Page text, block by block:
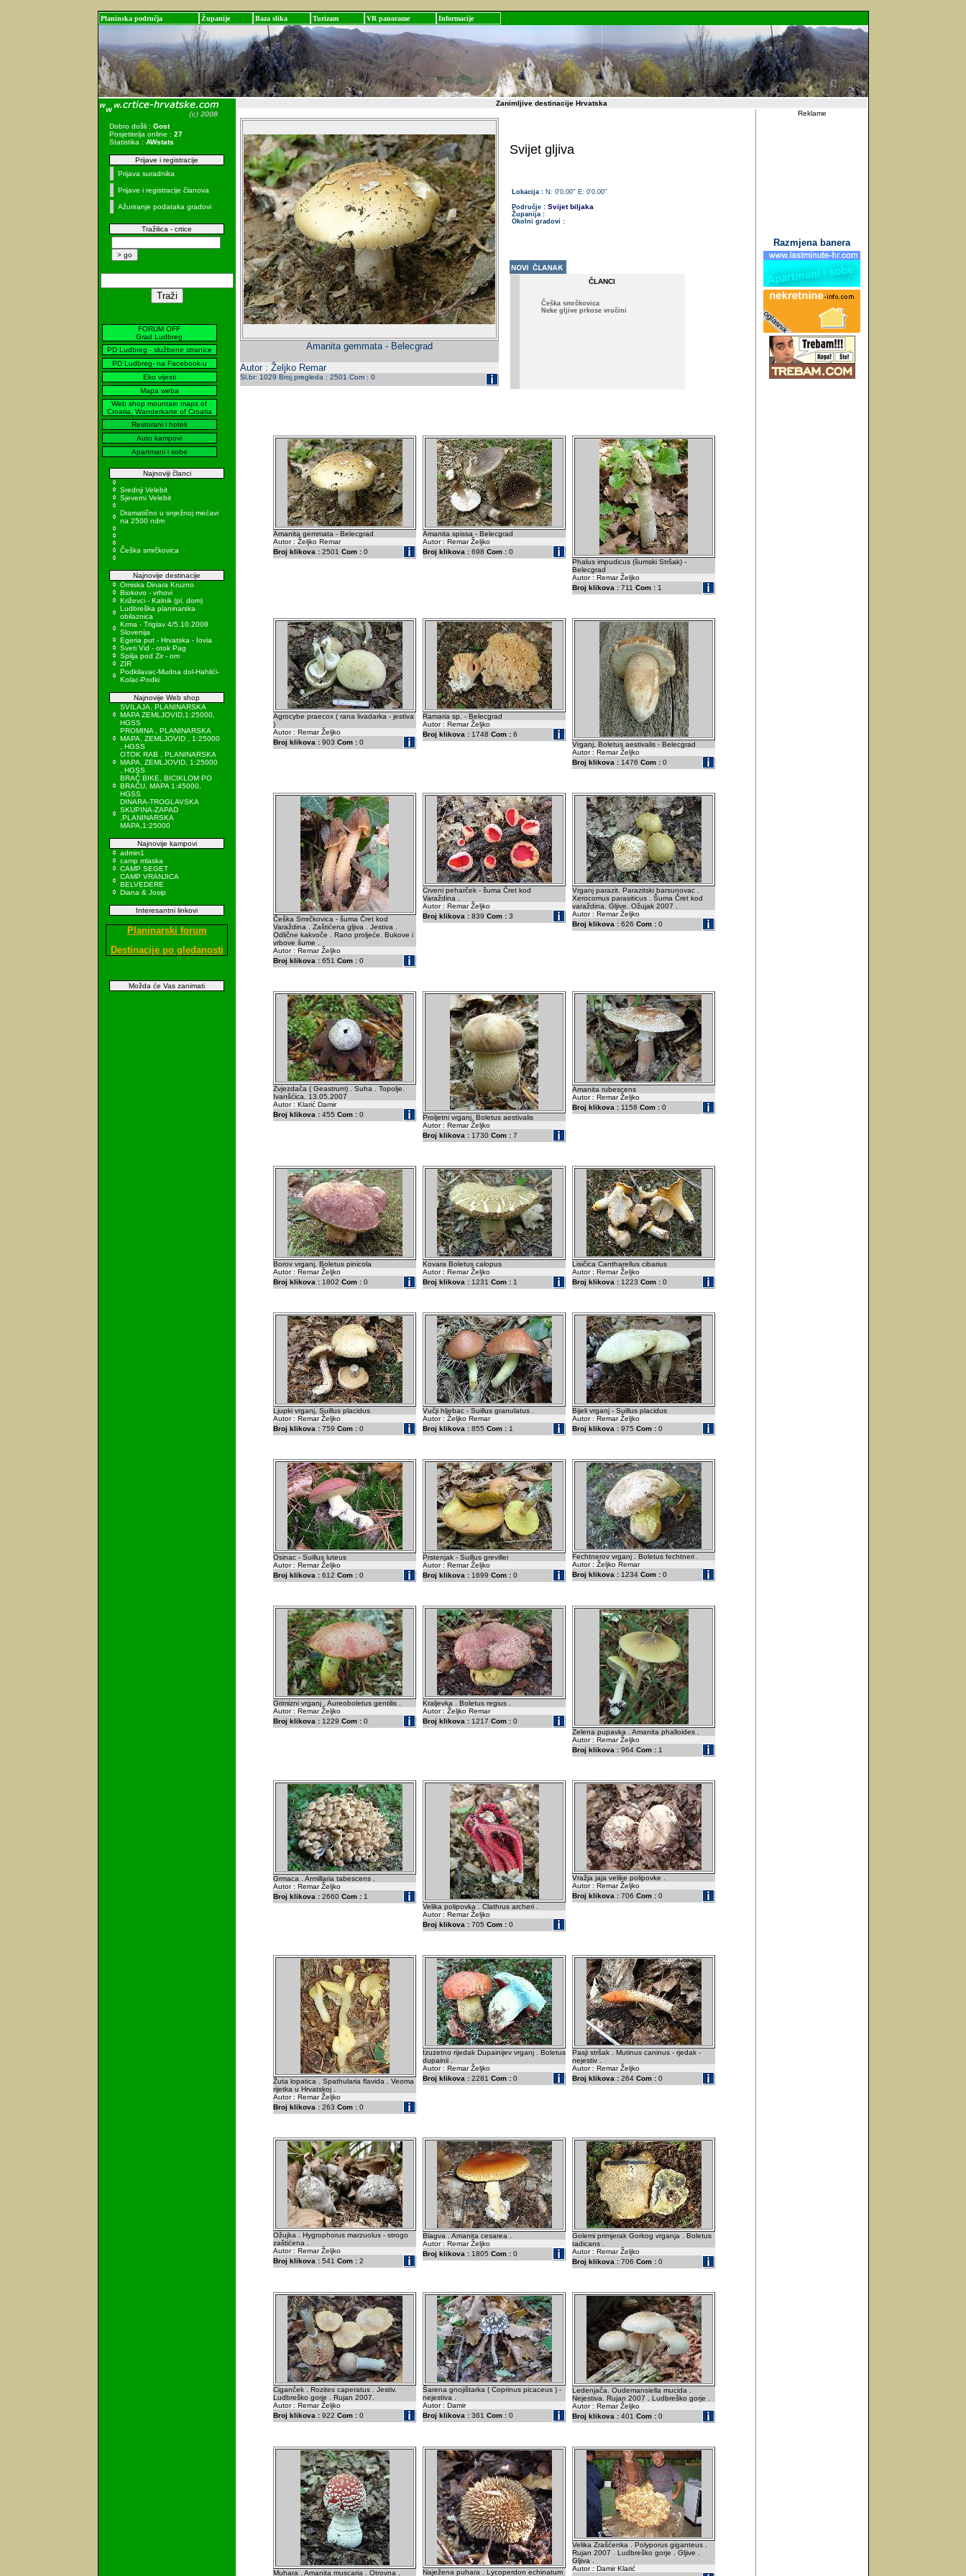
Planinska područja Županije Baza slika Turizam VR panorame Informacije
Dobro došli : Gost
Posjetitelja online : 27
Statistika : AWstats
Prijave i registracije
Prijava suradnika
Prijave i registracije članova
Ažuriranje podataka gradovi
Tražilica - crtice
FORUM OFF
Grad Ludbreg
PD Ludbreg - službene stranice
PD Ludbreg- na Facebook-u
Eko vijesti
Mapa weba
Web shop mountain maps of
Croatia, Wanderkarte of Croatia
Restorani i hoteli
Auto kampovi
Apartmani i sobe
Najnoviji članci
Srednji Velebit
Sjeverni Velebit
Dramatično u snježnoj mećavi
na 2500 ndm
Češka smrčkovica
Najnovije destinacije
Omiska Dinara Kruzno
Biokovo - vrhovi
Križevci - Kalnik (pl. dom)
Ludbreška planinarska
obilaznica
Krma - Triglav 4/5.10.2008
Slovenija
Egeria put - Hrvatska - Iovia
Sveti Vid - otok Pag
Spilja pod Zir - om
ZIR
Podkilavac-Mudna dol-Hahlići-
Kolac-Podki
Najnovije Web shop
SVILAJA, PLANINARSKA
MAPA ZEMLJOVID,1:25000,
HGSS
PROMINA , PLANINARSKA
MAPA, ZEMLJOVID , 1:25000
, HGSS
OTOK RAB , PLANINARSKA
MAPA, ZEMLJOVID, 1:25000
, HGSS
BRAČ BIKE, BICIKLOM PO
BRAČU, MAPA 1:45000,
HGSS
DINARA-TROGLAVSKA
SKUPINA-ZAPAD
,PLANINARSKA
MAPA,1:25000
Najnovije kampovi
admin1
camp mlaska
CAMP SEGET
CAMP VRANJICA
BELVEDERE
Diana & Josip
Interesantni linkovi
Planinarski forum
Destinacije po gledanosti
Možda će Vas zanimati
Zanimljive destinacije Hrvatska
Amanita gemmata - Belecgrad
Autor : Željko Remar
Sl.br: 1029 Broj pregleda : 2501 Com : 0
Svijet gljiva
Lokacija : N: 0'0.00'' E: 0'0.00''
Područje : Svijet biljaka
Županija :
Okolni gradovi :
ČLANCI
Češka smrčkovica
Neke gljive prkose vručini
Amanita gemmata - Belecgrad
Autor : Željko Remar
Broj klikova : 2501 Com : 0
Amanita spissa - Belecgrad
Autor : Remar Željko
Broj klikova : 698 Com : 0
Phalus impudicus (šumski Stršak) -
Belecgrad
Autor : Remar Željko
Broj klikova : 711 Com : 1
Agrocybe praecox ( rana livadarka - jestiva
)
Autor : Remar Željko
Broj klikova : 903 Com : 0
Ramaria sp. - Belecgrad
Autor : Remar Željko
Broj klikova : 1748 Com : 6
Vrganj, Boletus aestivalis - Belecgrad
Autor : Remar Željko
Broj klikova : 1476 Com : 0
Češka Smrčkovica - šuma Čret kod
Varaždina . Zaštićena gljiva . Jestiva .
Odlične kakvoče . Rano proljeće. Bukove i
vrbove šume .
Autor : Remar Željko
Broj klikova : 651 Com : 0
Crveni peharček - šuma Čret kod
Varaždina .
Autor : Remar Željko
Broj klikova : 839 Com : 3
Vrganj parazit. Parazitski barsunovac .
Xerocomus parasiticus . Šuma Čret kod
varaždina. Gljive. Ožujak 2007 .
Autor : Remar Željko
Broj klikova : 626 Com : 0
Zvjezdača ( Geastrum) . Suha . Topolje.
Ivanšćica. 13.05.2007
Autor : Klarić Damir
Broj klikova : 455 Com : 0
Proljetni vrganj. Boletus aestivalis
Autor : Remar Željko
Broj klikova : 1730 Com : 7
Amanita rubescens
Autor : Remar Željko
Broj klikova : 1158 Com : 0
Borov vrganj, Boletus pinicola
Autor : Remar Željko
Broj klikova : 1802 Com : 0
Kovara Boletus calopus
Autor : Remar Željko
Broj klikova : 1231 Com : 1
Lisičica Cantharellus cibarius
Autor : Remar Željko
Broj klikova : 1223 Com : 0
Ljupki vrganj, Suillus placidus
Autor : Remar Željko
Broj klikova : 759 Com : 0
Vučji hljebac - Suillus granulatus .
Autor : Željko Remar
Broj klikova : 855 Com : 1
Bijeli vrganj - Suillus placidus
Autor : Remar Željko
Broj klikova : 975 Com : 0
Osinac - Suillus luteus
Autor : Remar Željko
Broj klikova : 612 Com : 0
Prstenjak - Suillus grevillei
Autor : Remar Željko
Broj klikova : 1699 Com : 0
Fechtnerov vrganj . Boletus fechtneri .
Autor : Željko Remar
Broj klikova : 1234 Com : 0
Grimizni vrganj . Aureoboletus gentilis .
Autor : Remar Željko
Broj klikova : 1229 Com : 0
Kraljevka . Boletus regius .
Autor : Željko Remar
Broj klikova : 1217 Com : 0
Zelena pupavka . Amanita phalloides .
Autor : Remar Željko
Broj klikova : 964 Com : 1
Grmaca . Armillaria tabescens .
Autor : Remar Željko
Broj klikova : 2660 Com : 1
Velika polipovka . Clathrus archeri .
Autor : Remar Željko
Broj klikova : 705 Com : 0
Vražja jaja velike polipovke .
Autor : Remar Željko
Broj klikova : 706 Com : 0
Žuta lopatica . Spathularia flavida . Veoma
rijetka u Hrvatskoj .
Autor : Remar Željko
Broj klikova : 263 Com : 0
Izuzetno rijedak Dupainijev vrganj . Boletus
dupainii .
Autor : Remar Željko
Broj klikova : 2281 Com : 0
Pasji stršak . Mutinus caninus - rjedak -
nejestiv .
Autor : Remar Željko
Broj klikova : 264 Com : 0
Ožujka . Hygrophorus marzuolus - strogo
zaštićena .
Autor : Remar Željko
Broj klikova : 541 Com : 2
Blagva . Amanita cesarea .
Autor : Remar Željko
Broj klikova : 1805 Com : 0
Golemi primjerak Gorkog vrganja . Boletus
radicans .
Autor : Remar Željko
Broj klikova : 706 Com : 0
Ciganček . Rozites caperatus . Jestiv.
Ludbreško gorje . Rujan 2007.
Autor : Remar Željko
Broj klikova : 922 Com : 0
Šarena gnojištarka ( Coprinus picaceus ) -
nejestiva .
Autor : Damir
Broj klikova : 361 Com : 0
Ledenjača. Oudemansiella mucida .
Nejestiva. Rujan 2007 . Ludbreško gorje .
Autor : Remar Željko
Broj klikova : 401 Com : 0
Muhara . Amanita muscaria . Otrovna . Naježena puhara . Lycoperdon echinatum
Velika Zrašćenka . Polyporus giganteus .
Rujan 2007 . Ludbreško gorje . Gljive .
Gljiva .
Autor : Damir Klarić
Reklame
Razmjena banera